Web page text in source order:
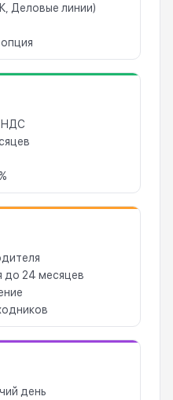
Деловые линии)
НДС
до 24 месяцев
день